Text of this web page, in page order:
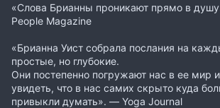
«Слова Брианны проникают прямо в
People Magazine
«Брианна Уист собрала послания на
простые, но глубокие.
Они постепенно погружают нас в ее мир
увидеть, что в нас самих скрыто куда
привыкли думать». — Yoga Journal